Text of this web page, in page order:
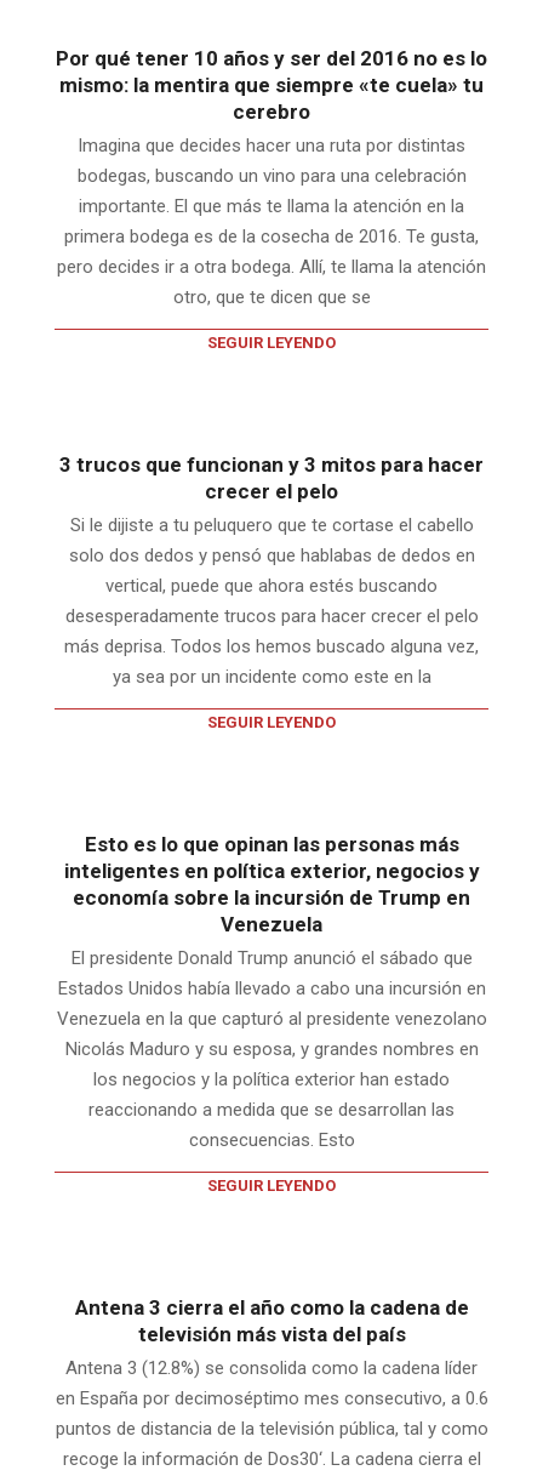
Por qué tener 10 años y ser del 2016 no es lo
mismo: la mentira que siempre «te cuela» tu
cerebro
Imagina que decides hacer una ruta por distintas
bodegas, buscando un vino para una celebración
importante. El que más te llama la atención en la
primera bodega es de la cosecha de 2016. Te gusta,
pero decides ir a otra bodega. Allí, te llama la atención
otro, que te dicen que se
SEGUIR LEYENDO
3 trucos que funcionan y 3 mitos para hacer
crecer el pelo
Si le dijiste a tu peluquero que te cortase el cabello
solo dos dedos y pensó que hablabas de dedos en
vertical, puede que ahora estés buscando
desesperadamente trucos para hacer crecer el pelo
más deprisa. Todos los hemos buscado alguna vez,
ya sea por un incidente como este en la
SEGUIR LEYENDO
Esto es lo que opinan las personas más
inteligentes en política exterior, negocios y
economía sobre la incursión de Trump en
Venezuela
El presidente Donald Trump anunció el sábado que
Estados Unidos había llevado a cabo una incursión en
Venezuela en la que capturó al presidente venezolano
Nicolás Maduro y su esposa, y grandes nombres en
los negocios y la política exterior han estado
reaccionando a medida que se desarrollan las
consecuencias. Esto
SEGUIR LEYENDO
Antena 3 cierra el año como la cadena de
televisión más vista del país
Antena 3 (12.8%) se consolida como la cadena líder
en España por decimoséptimo mes consecutivo, a 0.6
puntos de distancia de la televisión pública, tal y como
recoge la información de Dos30‘. La cadena cierra el